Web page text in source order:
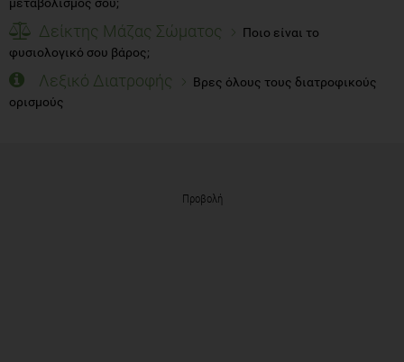
Δείκτης Μάζας Σώματος
Ποιο είναι το
φυσιολογικό σου βάρος;
Λεξικό Διατροφής
Βρες όλους τους διατροφικούς
ορισμούς
Προβολή